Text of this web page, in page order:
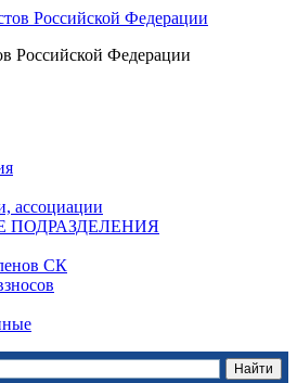
Российской Федерации
ассоциации
ПОДРАЗДЕЛЕНИЯ
СК